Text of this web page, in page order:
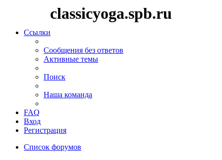
classicyoga.spb.ru
Ссылки
Сообщения без ответов
Активные темы
Поиск
Наша команда
FAQ
Вход
Регистрация
Список форумов